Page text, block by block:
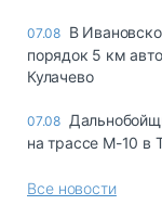
07.08 В
порядок 5 км
Кулачево
07.08
на трассе М-10 в
Все новости